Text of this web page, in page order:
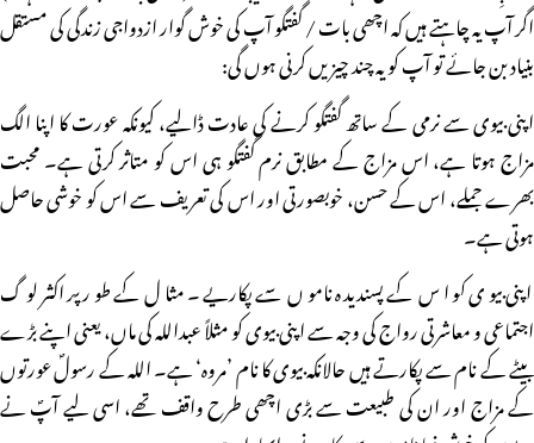
اگر آپ یہ چاہتے ہیں کہ اچھی بات / گفتگو آپ کی خوش گوار ازدواجی زندگی کی مستقل
بنیاد بن جائے تو آپ کو یہ چند چیزیں کرنی ہوں گی:
اپنی بیوی سے نرمی کے ساتھ گفتگو کرنے کی عادت ڈالیے، کیونکہ عورت کا اپنا الگ
مزاج ہوتا ہے، اس مزاج کے مطابق نرم گفتگو ہی اس کو متاثر کرتی ہے۔ محبت
بھرے جملے، اس کے حسن، خوبصورتی اور اس کی تعریف سے اس کو خوشی حاصل
ہوتی ہے۔
اپنی بیوی کو اس کے پسندیدہ ناموں سے پکاریے۔ مثال کے طور پر اکثر لوگ
اجتماعی و معاشرتی رواج کی وجہ سے اپنی بیوی کو مثلاً عبداللہ کی ماں، یعنی اپنے بڑے
بیٹے کے نام سے پکارتے ہیں حالانکہ بیوی کا نام ’مروہ‘ ہے۔ اللہ کے رسولؐ عورتوں
کے مزاج اور ان کی طبیعت سے بڑی اچھی طرح واقف تھے، اسی لیے آپؐ نے